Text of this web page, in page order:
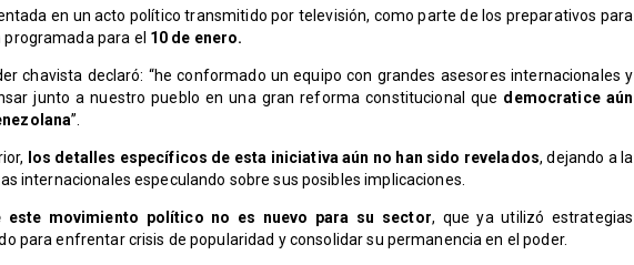
en un acto político transmitido por televisión, como parte de los preparativos para
para el 10 de enero.
chavista declaró: “he conformado un equipo con grandes asesores internacionales y
junto a nuestro pueblo en una gran reforma constitucional que democratice aún
”.
los detalles específicos de esta iniciativa aún no han sido revelados, dejando a la
internacionales especulando sobre sus posibles implicaciones.
este movimiento político no es nuevo para su sector, que ya utilizó estrategias
para enfrentar crisis de popularidad y consolidar su permanencia en el poder.​